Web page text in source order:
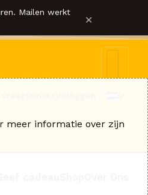
Mailen werkt ×
meer informatie over zijn